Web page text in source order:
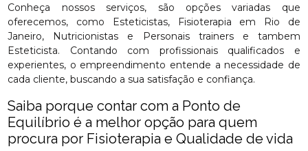
Conheça nossos serviços, são opções variadas que
oferecemos, como Esteticistas, Fisioterapia em Rio de
Janeiro, Nutricionistas e Personais trainers e tambem
Esteticista. Contando com profissionais qualificados e
experientes, o empreendimento entende a necessidade de
cada cliente, buscando a sua satisfação e confiança.
Saiba porque contar com a Ponto de
Equilíbrio é a melhor opção para quem
procura por Fisioterapia e Qualidade de vida